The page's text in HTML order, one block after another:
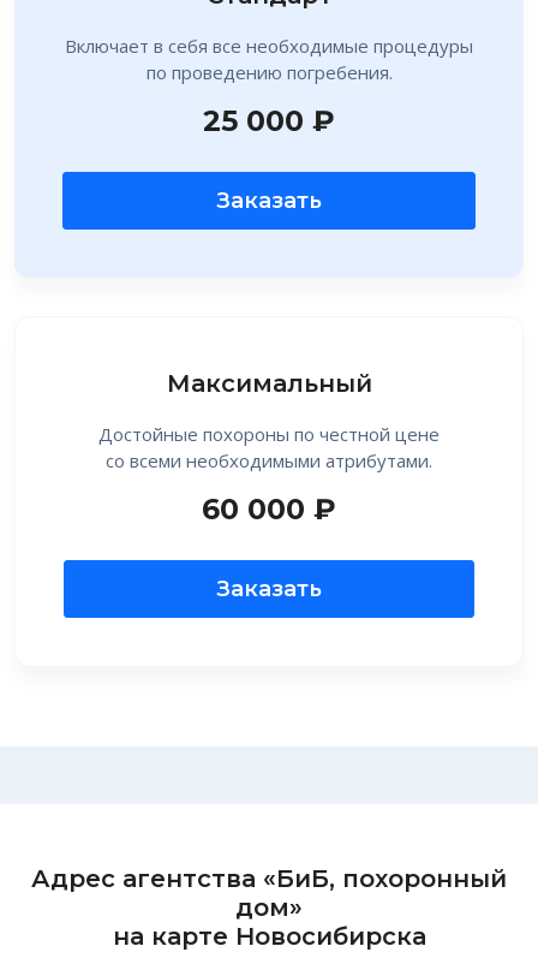
Включает в себя все необходимые процедуры
по проведению погребения.
25 000 ₽
Заказать
Максимальный
Достойные похороны по честной цене
со всеми необходимыми атрибутами.
60 000 ₽
Заказать
Адрес агентства «БиБ, похоронный
дом»
на карте Новосибирска